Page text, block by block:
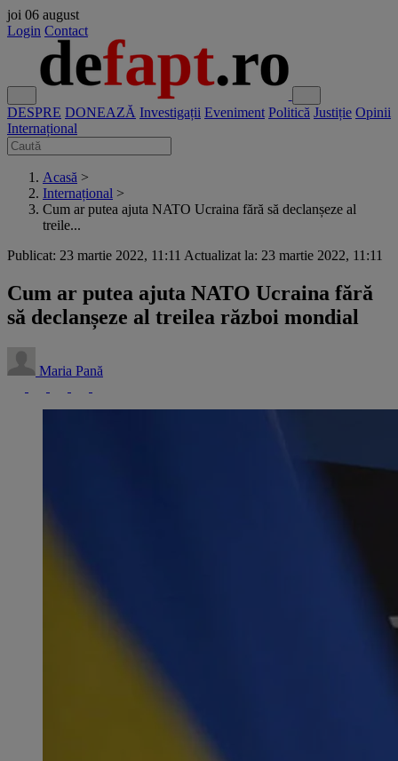
joi 06 august
Login Contact
DESPRE DONEAZĂ Investigații Eveniment Politică Justiție Opinii
Internațional
Acasă >
Internațional >
Cum ar putea ajuta NATO Ucraina fără să declanșeze al
treile...
Publicat: 23 martie 2022, 11:11 Actualizat la: 23 martie 2022, 11:11
Cum ar putea ajuta NATO Ucraina fără
să declanșeze al treilea război mondial
Maria Pană